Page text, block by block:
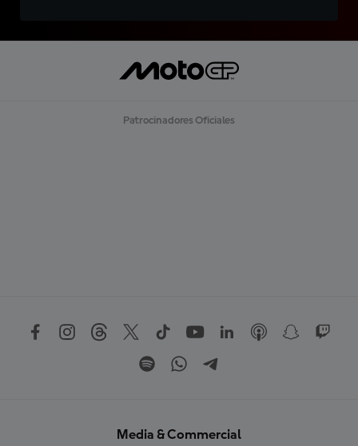
Patrocinadores Oficiales
Media & Commercial